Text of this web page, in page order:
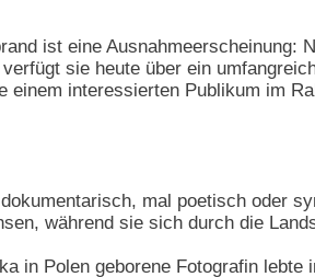
ist eine
sie heute über ein
einem interessierten Publikum im
mal poetisch oder
während sie sich durch die
in Polen geborene Fotografin